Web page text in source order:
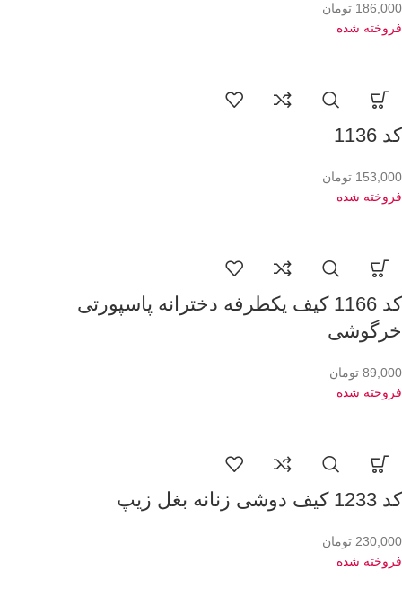
186,000 تومان
فروخته شده
کد 1136
153,000 تومان
فروخته شده
کد 1166 کیف یکطرفه دخترانه پاسپورتی
خرگوشی
89,000 تومان
فروخته شده
کد 1233 کیف دوشی زنانه بغل زیپ
230,000 تومان
فروخته شده